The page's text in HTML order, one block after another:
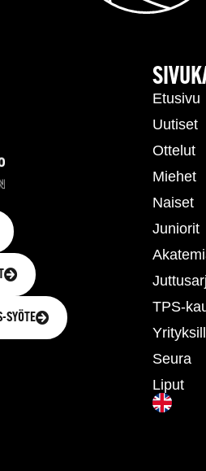
SYÖTE
Etusivu
Uutiset
Ottelut
Miehet
Naiset
Juniorit
TPS-
Seura
Liput